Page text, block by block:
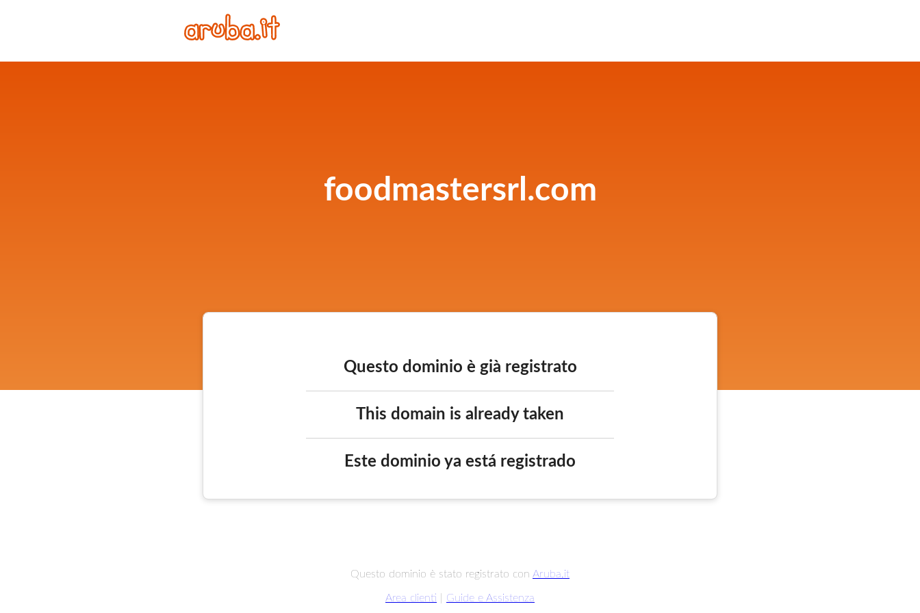
foodmastersrl.com
Questo dominio è già registrato
This domain is already taken
Este dominio ya está registrado
Questo dominio è stato registrato con Aruba.it
Area clienti Guide e Assistenza